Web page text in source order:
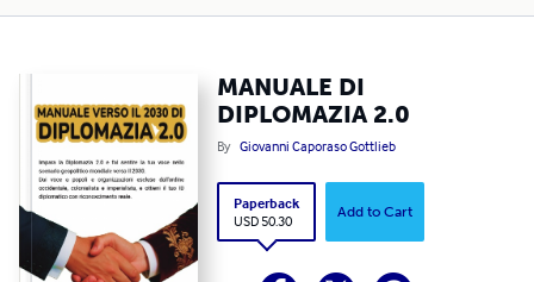
MANUALE DI
DIPLOMAZIA 2.0
By Giovanni Caporaso Gottlieb
Paperback
USD 50.30
Add to Cart